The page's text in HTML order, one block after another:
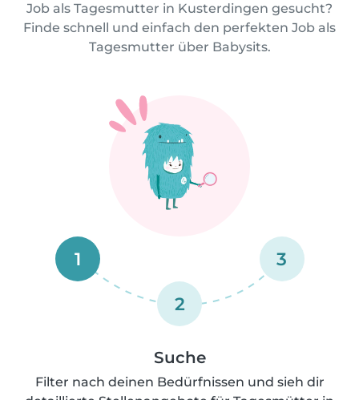
Job als Tagesmutter in Kusterdingen gesucht?
Finde schnell und einfach den perfekten Job als
Tagesmutter über Babysits.
1
2
3
Suche
Filter nach deinen Bedürfnissen und sieh dir